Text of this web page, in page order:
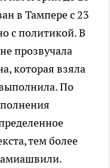
в Тампере с 23
с политикой. В
прозвучала
которая взяла
выполнила. По
тем более